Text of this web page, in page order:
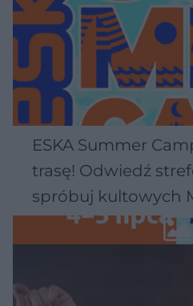
ESKA Summer
trasę! Odwiedź
spróbuj kultowych
Wawelu